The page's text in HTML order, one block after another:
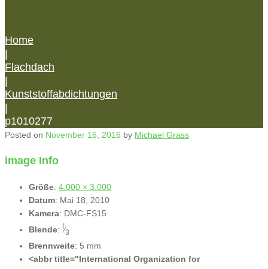
Home
Flachdach
Kunststoffabdichtungen
p1010277
Posted on November 16, 2016 by Michael Grass
image Info
Größe: 4.000 × 3.000
Datum: Mai 18, 2010
Kamera: DMC-FS15
Blende: f⁄3
Brennweite: 5 mm
<abbr title="International Organization for